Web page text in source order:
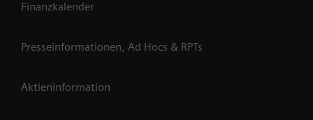
Finanzkalender
Presseinformationen, Ad Hocs & RPTs
Aktieninformation